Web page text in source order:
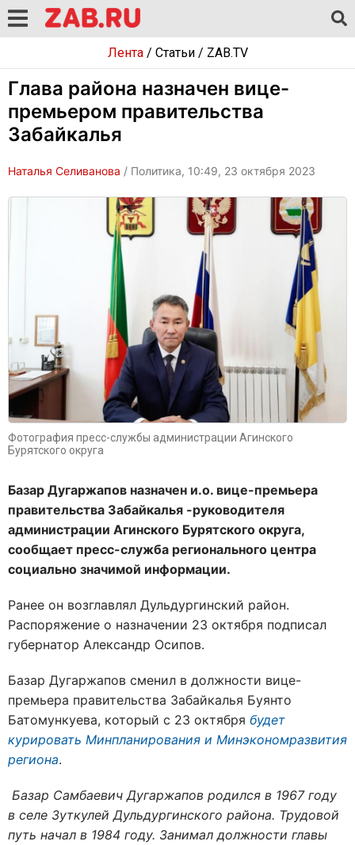
Лента/ Статьи/ ZAB.TV
Глава района назначен вице-
премьером правительства
Забайкалья
Наталья Селиванова / Политика, 10:49, 23 октября 2023
Фотография пресс-службы администрации Агинского
Бурятского округа
Базар Дугаржапов назначен и.о. вице-премьера
правительства Забайкалья -руководителя
администрации Агинского Бурятского округа,
сообщает пресс-служба регионального центра
социально значимой информации.
Ранее он возглавлял Дульдургинский район.
Распоряжение о назначении 23 октября подписал
губернатор Александр Осипов.
Базар Дугаржапов сменил в должности вице-
премьера правительства Забайкалья Буянто
Батомункуева, который с 23 октября будет
курировать Минпланирования и Минэкономразвития
региона.
Базар Самбаевич Дугаржапов родился в 1967 году
в селе Зуткулей Дульдургинского района. Трудовой
путь начал в 1984 году. Занимал должности главы